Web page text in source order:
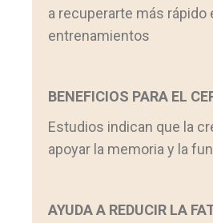
a recuperarte más rápido
entrenamientos
BENEFICIOS PARA EL
Estudios indican que la
apoyar la memoria y la
AYUDA A REDUCIR LA